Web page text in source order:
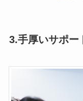
3.手厚いサポー